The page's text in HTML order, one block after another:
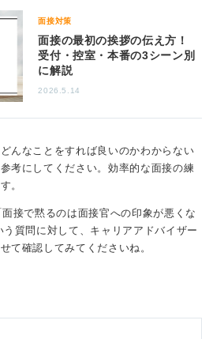
面接対策
面接の最初の挨拶の伝え方！
受付・控室・本番の3シーン別
に解説
2026.5.14
んなことをすれば良いのかわからない
考にしてください。効率的な面接の練
。
接で黙るのは面接官への印象が悪くな
質問に対して、キャリアアドバイザー
て確認してみてくださいね。